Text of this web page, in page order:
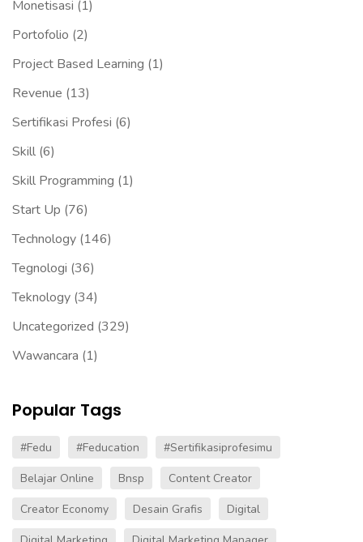
Monetisasi (1)
Portofolio (2)
Project Based Learning (1)
Revenue (13)
Sertifikasi Profesi (6)
Skill (6)
Skill Programming (1)
Start Up (76)
Technology (146)
Tegnologi (36)
Teknology (34)
Uncategorized (329)
Wawancara (1)
Popular Tags
#fedu #Feducation
#sertifikasiprofesimu
Belajar Online
Bnsp
Content Creator
Creator Economy
Desain Grafis
Digital